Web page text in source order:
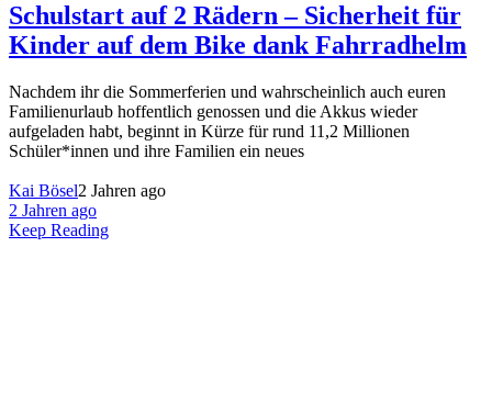
Schulstart auf 2 Rädern – Sicherheit für
Kinder auf dem Bike dank Fahrradhelm
Nachdem ihr die Sommerferien und wahrscheinlich auch euren
Familienurlaub hoffentlich genossen und die Akkus wieder
aufgeladen habt, beginnt in Kürze für rund 11,2 Millionen
Schüler*innen und ihre Familien ein neues
Kai Bösel2 Jahren ago
2 Jahren ago
Keep Reading